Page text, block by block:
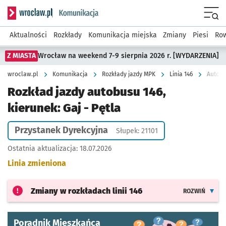
Serwis informacyjny wroclaw.pl podserwis: Komunikacja
Aktualności Rozkłady Komunikacja miejska Zmiany Piesi
Z MIASTA Wrocław na weekend 7-9 sierpnia 2026 r. [WYDARZENIA]
wroclaw.pl Komunikacja Rozkłady jazdy MPK Linia 146
Rozkład jazdy autobusu 146,
kierunek: Gaj - Pętla
Przystanek Dyrekcyjna Słupek: 21101
Ostatnia aktualizacja: 18.07.2026
Linia zmieniona
Zmiany w rozkładach linii 146 ROZWIŃ
Poradnik Mieszkańca